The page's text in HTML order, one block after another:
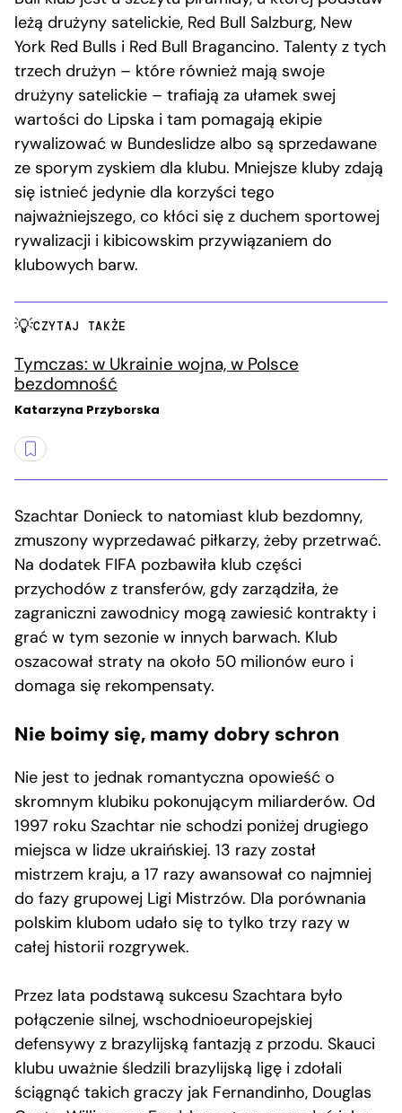
leżą drużyny satelickie, Red Bull Salzburg, New
York Red Bulls i Red Bull Bragancino. Talenty z tych
trzech drużyn – które również mają swoje
drużyny satelickie – trafiają za ułamek swej
wartości do Lipska i tam pomagają ekipie
rywalizować w Bundeslidze albo są sprzedawane
ze sporym zyskiem dla klubu. Mniejsze kluby zdają
się istnieć jedynie dla korzyści tego
najważniejszego, co kłóci się z duchem sportowej
rywalizacji i kibicowskim przywiązaniem do
klubowych barw.
CZYTAJ TAKŻE
Tymczas: w Ukrainie wojna, w Polsce
bezdomność
Katarzyna Przyborska
Szachtar Donieck to natomiast klub bezdomny,
zmuszony wyprzedawać piłkarzy, żeby przetrwać.
Na dodatek FIFA pozbawiła klub części
przychodów z transferów, gdy zarządziła, że
zagraniczni zawodnicy mogą zawiesić kontrakty i
grać w tym sezonie w innych barwach. Klub
oszacował straty na około 50 milionów euro i
domaga się rekompensaty.
Nie boimy się, mamy dobry schron
Nie jest to jednak romantyczna opowieść o
skromnym klubiku pokonującym miliarderów. Od
1997 roku Szachtar nie schodzi poniżej drugiego
miejsca w lidze ukraińskiej. 13 razy został
mistrzem kraju, a 17 razy awansował co najmniej
do fazy grupowej Ligi Mistrzów. Dla porównania
polskim klubom udało się to tylko trzy razy w
całej historii rozgrywek.
Przez lata podstawą sukcesu Szachtara było
połączenie silnej, wschodnioeuropejskiej
defensywy z brazylijską fantazją z przodu. Skauci
klubu uważnie śledzili brazylijską ligę i zdołali
ściągnąć takich graczy jak Fernandinho, Douglas